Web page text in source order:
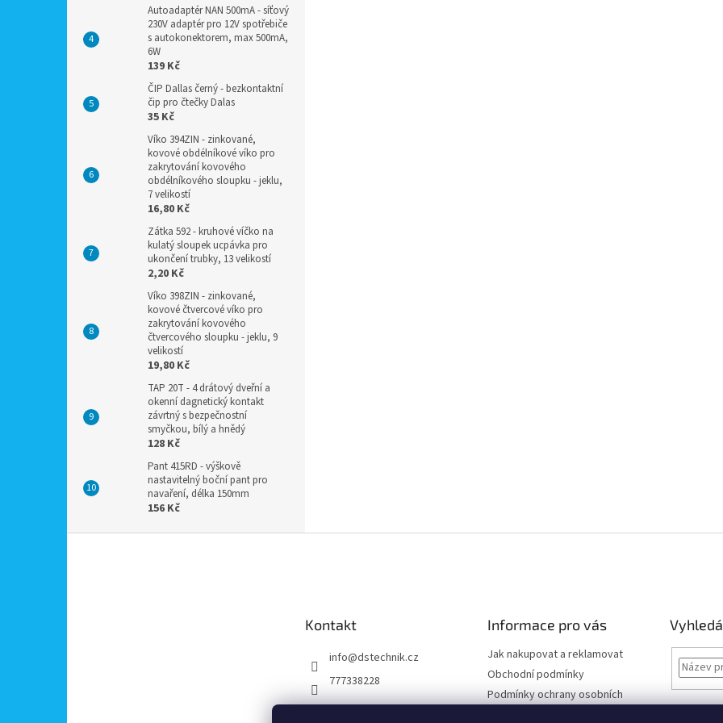
Autoadaptér NAN 500mA - síťový
230V adaptér pro 12V spotřebiče
s autokonektorem, max 500mA,
6W
139 Kč
ČIP Dallas černý - bezkontaktní
čip pro čtečky Dalas
35 Kč
Víko 394ZIN - zinkované,
kovové obdélníkové víko pro
zakrytování kovového
obdélníkového sloupku - jeklu,
7 velikostí
16,80 Kč
Zátka 592 - kruhové víčko na
kulatý sloupek ucpávka pro
ukončení trubky, 13 velikostí
2,20 Kč
Víko 398ZIN - zinkované,
kovové čtvercové víko pro
zakrytování kovového
čtvercového sloupku - jeklu, 9
velikostí
19,80 Kč
TAP 20T - 4 drátový dveřní a
okenní dagnetický kontakt
závrtný s bezpečnostní
smyčkou, bílý a hnědý
128 Kč
Pant 415RD - výškově
nastavitelný boční pant pro
navaření, délka 150mm
156 Kč
Kontakt
info@dstechnik.cz
777338228
Informace pro vás
Jak nakupovat a reklamovat
Obchodní podmínky
Podmínky ochrany osobních